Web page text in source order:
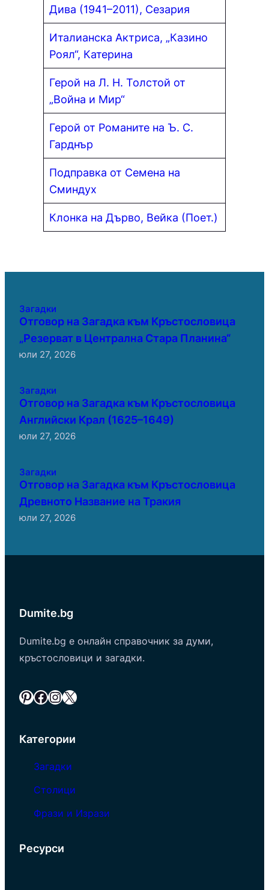
Дива (1941–2011), Сезария
Италианска Актриса, „Казино
Роял“, Катерина
Герой на Л. Н. Толстой от
„Война и Мир“
Герой от Романите на Ъ. С.
Гарднър
Подправка от Семена на
Сминдух
Клонка на Дърво, Вейка (Поет.)
Загадки
Отговор на Загадка към Кръстословица
„Резерват в Централна Стара Планина“
юли 27, 2026
Загадки
Отговор на Загадка към Кръстословица
Английски Крал (1625–1649)
юли 27, 2026
Загадки
Отговор на Загадка към Кръстословица
Древното Название на Тракия
юли 27, 2026
Dumite.bg
Dumite.bg е онлайн справочник за думи,
кръстословици и загадки.
Pinterest Facebook InstagramX
Категории
Загадки
Столици
Фрази и Изрази
Ресурси